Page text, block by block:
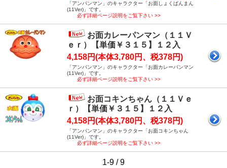
「アンパンマン」のキャラクター「お面しょくぱんまん
(11Ver)」です。
必ず詳細ページ説明をご覧下さい >>
お面カレーパンマン（１１Ｖ
ｅｒ）【単価￥３１５】１２入
4,158円(本体3,780円、税378円)
「アンパンマン」のキャラクター「お面カレーパンマン
(11Ver)」です。
必ず詳細ページ説明をご覧下さい >>
お面コキンちゃん（１１Ｖｅ
ｒ）【単価￥３１５】１２入
4,158円(本体3,780円、税378円)
「アンパンマン」のキャラクター「お面コキンちゃん
(11Ver)」です。
必ず詳細ページ説明をご覧下さい >>
1-9 / 9